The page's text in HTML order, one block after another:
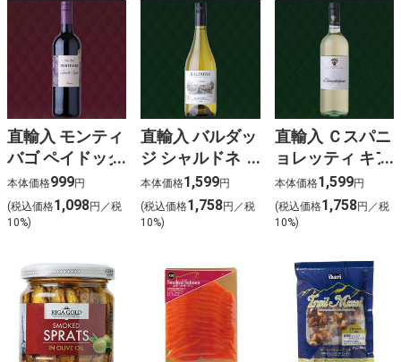
直輸入 モンティ
バゴ ペイドック
オーク カベル
ネ･シラー (赤)
本体価格999円
(税込価格1,098円／税
10%)
直輸入 バルダッ
ジ シャルドネ
(白)
本体価格1,599円
(税込価格1,758円／税
10%)
直輸入 Ｃスパニ
ョレッティ キア
ッキエリッチョ
(白)
本体価格1,599円
(税込価格1,758円／税
10%)